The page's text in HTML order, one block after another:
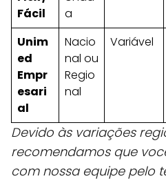
Fácil
a
Unim
ed
Empr
esari
al
Nacio
nal ou
Regio
nal
Variável
Devido às variações
recomendamos que
com nossa equipe pelo